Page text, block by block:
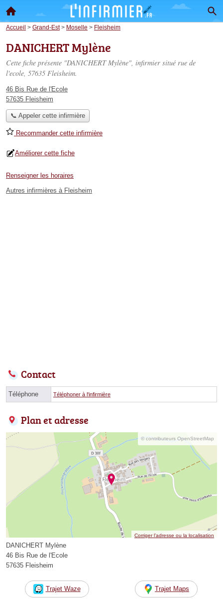
Accueil > Grand-Est> Moselle > Fleisheim
DANICHERT Mylène
Cette fiche présente "DANICHERT Mylène", infirmier situé rue de
l'ecole, 57635 Fleisheim.
46 Bis Rue de l'Ecole
57635 Fleisheim
📞 Appeler cette infirmière
Recommander cette infirmière
Améliorer cette fiche
Renseigner les horaires
Autres infirmières à Fleisheim
Contact
Téléphone Téléphoner à l'infirmière
Plan et adresse
© contributeurs OpenStreetMap
Corriger l’adresse ou la localisation
DANICHERT Mylène
46 Bis Rue de l'Ecole
57635 Fleisheim
Trajet Waze Trajet Maps